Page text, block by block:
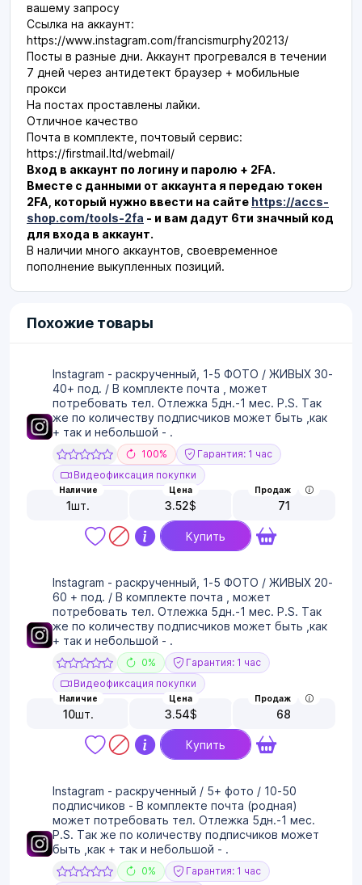
вашему запросу
Ссылка на аккаунт:
https://www.instagram.com/francismurphy20213/
Посты в разные дни. Аккаунт прогревался в течении
7 дней через антидетект браузер + мобильные
прокси
На постах проставлены лайки.
Отличное качество
Почта в комплекте, почтовый сервис:
https://firstmail.ltd/webmail/
Вход в аккаунт по логину и паролю + 2FA.
Вместе с данными от аккаунта я передаю токен
2FA, который нужно ввести на сайте https://accs-
shop.com/tools-2fa - и вам дадут 6ти значный код
для входа в аккаунт.
В наличии много аккаунтов, своевременное
пополнение выкупленных позиций.
Похожие товары
Instagram - раскрученный, 1-5 ФОТО / ЖИВЫХ 30-
40+ под. / В комплекте почта , может
потребовать тел. Отлежка 5дн.-1 мес. P.S. Так
же по количеству подписчиков может быть ,как
+ так и небольшой - .
100%
Гарантия: 1 час
Видеофиксация покупки
Наличие
1шт.
Цена
3.52$
Продаж
71
Купить
Instagram - раскрученный, 1-5 ФОТО / ЖИВЫХ 20-
60 + под. / В комплекте почта , может
потребовать тел. Отлежка 5дн.-1 мес. P.S. Так
же по количеству подписчиков может быть ,как
+ так и небольшой - .
0%
Гарантия: 1 час
Видеофиксация покупки
Наличие
10шт.
Цена
3.54$
Продаж
68
Купить
Instagram - раскрученный / 5+ фото / 10-50
подписчиков - В комплекте почта (родная)
может потребовать тел. Отлежка 5дн.-1 мес.
P.S. Так же по количеству подписчиков может
быть ,как + так и небольшой - .
0%
Гарантия: 1 час